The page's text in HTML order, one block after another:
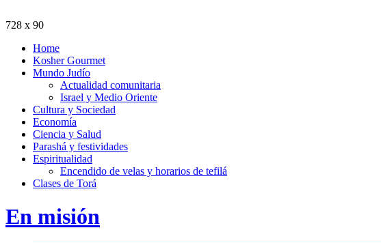
728 x 90
Home
Kosher Gourmet
Mundo Judío
Actualidad comunitaria
Israel y Medio Oriente
Cultura y Sociedad
Economía
Ciencia y Salud
Parashá y festividades
Espiritualidad
Encendido de velas y horarios de tefilá
Clases de Torá
En misión